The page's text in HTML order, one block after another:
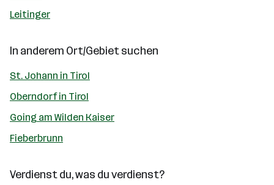
Leitinger
In anderem Ort/Gebiet suchen
St. Johann in Tirol
Oberndorf in Tirol
Going am Wilden Kaiser
Fieberbrunn
Verdienst du, was du verdienst?